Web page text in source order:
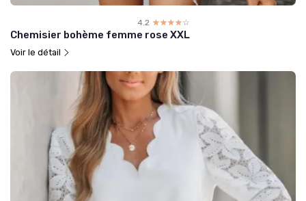
4.2 ☆☆☆☆☆
★★★★★
Chemisier bohème femme rose XXL
Voir le détail